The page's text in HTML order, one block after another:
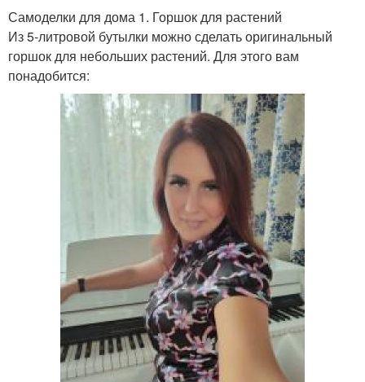
Самоделки для дома 1. Горшок для растений
Из 5-литровой бутылки можно сделать оригинальный
горшок для небольших растений. Для этого вам
понадобится: